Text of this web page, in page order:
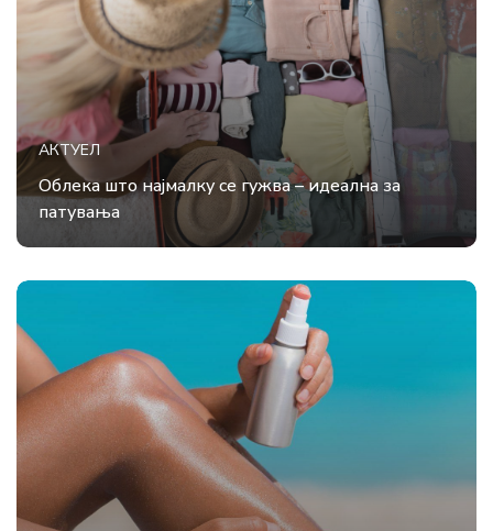
АКТУЕЛ
Облека што најмалку се гужва – идеална за
патувања